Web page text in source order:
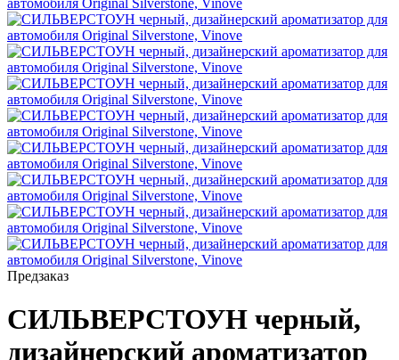
Предзаказ
СИЛЬВЕРСТОУН черный,
дизайнерский ароматизатор